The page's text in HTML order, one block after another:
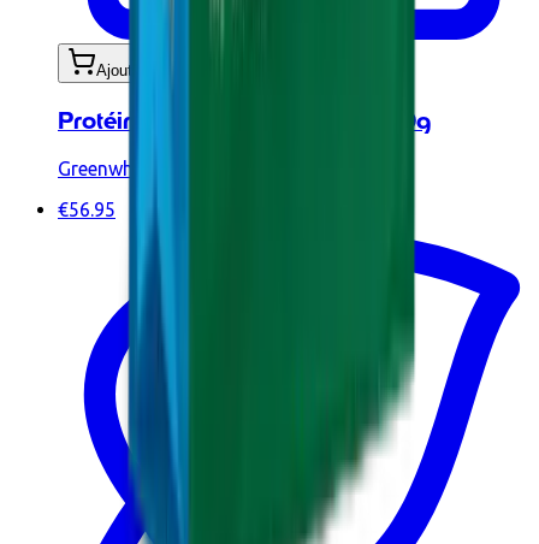
Ajouter au panier
Protéine Végétale BIO Café 900g
Greenwhey
€56.95